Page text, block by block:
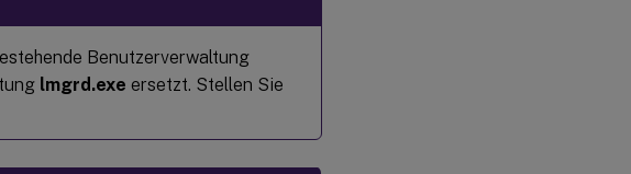
Benutzerverwaltung
lmgrd.exe ersetzt. Stellen Sie